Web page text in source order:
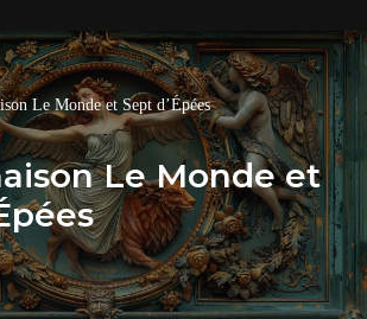
Le Monde et Sept d’Épées
Le Monde et